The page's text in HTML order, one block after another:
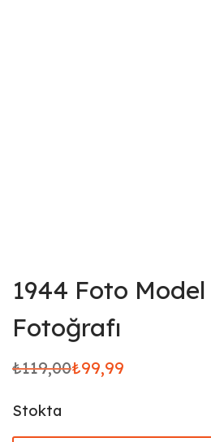
1944 Foto
Fotoğrafı
₺119,00
Orijinal
₺119,00.
₺99,99
Şu
fiyat:
₺99,99.
Stokta